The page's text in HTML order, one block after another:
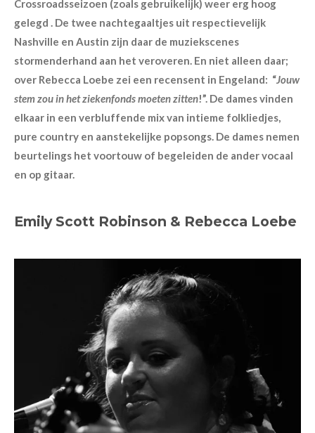
Crossroadsseizoen (zoals gebruikelijk) weer erg hoog
gelegd . De twee nachtegaaltjes uit respectievelijk
Nashville en Austin zijn daar de muziekscenes
stormenderhand aan het veroveren. En niet alleen daar;
over Rebecca Loebe zei een recensent in Engeland: “Jouw
stem zou in het ziekenfonds moeten zitten!”. De dames vinden
elkaar in een verbluffende mix van intieme folkliedjes,
pure country en aanstekelijke popsongs. De dames nemen
beurtelings het voortouw of begeleiden de ander vocaal
en op gitaar.
Emily Scott Robinson & Rebecca Loebe